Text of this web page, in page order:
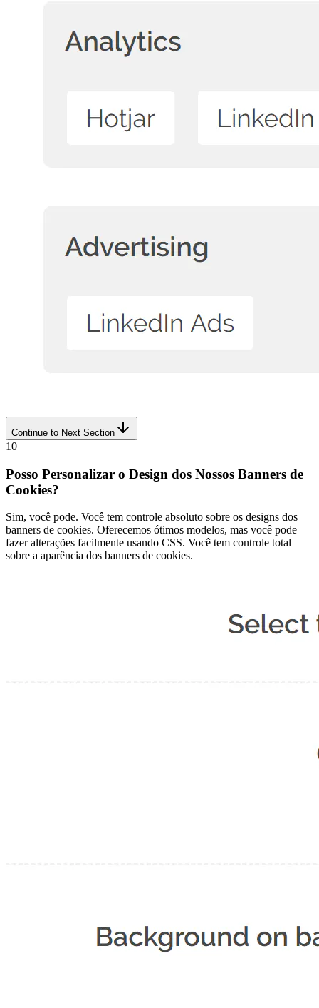
Continue to Next Section
10
Posso Personalizar o Design dos Nossos Banners de
Cookies?
Sim, você pode. Você tem controle absoluto sobre os designs dos
banners de cookies. Oferecemos ótimos modelos, mas você pode
fazer alterações facilmente usando CSS. Você tem controle total
sobre a aparência dos banners de cookies.